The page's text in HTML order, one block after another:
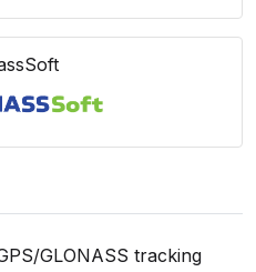
GLONASS tracking